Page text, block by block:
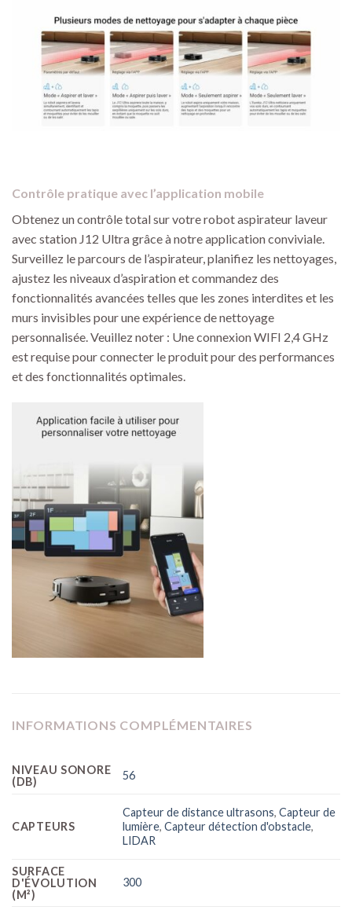
Contrôle pratique avec l’application mobile
Obtenez un contrôle total sur votre robot aspirateur laveur
avec station J12 Ultra grâce à notre application conviviale.
Surveillez le parcours de l’aspirateur, planifiez les nettoyages,
ajustez les niveaux d’aspiration et commandez des
fonctionnalités avancées telles que les zones interdites et les
murs invisibles pour une expérience de nettoyage
personnalisée. Veuillez noter : Une connexion WIFI 2,4 GHz
est requise pour connecter le produit pour des performances
et des fonctionnalités optimales.
INFORMATIONS COMPLÉMENTAIRES
NIVEAU SONORE
(DB)
56
CAPTEURS
Capteur de distance ultrasons,Capteur de
lumière,Capteur détection d'obstacle,
LIDAR
SURFACE
D'ÉVOLUTION
(M²)
300